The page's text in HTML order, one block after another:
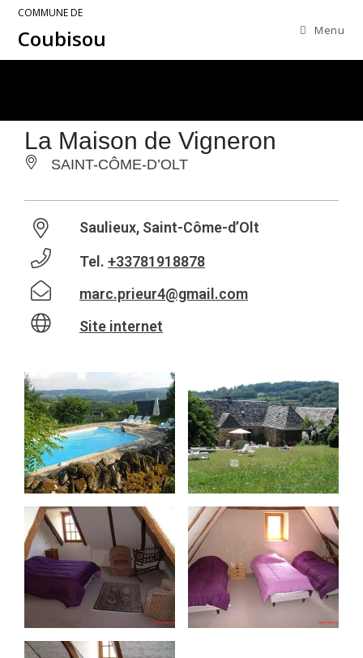
COMMUNE DE
Coubisou Menu
La Maison de Vigneron
SAINT-CÔME-D’OLT
Saulieux, Saint-Côme-d’Olt
Tel. +33781918878
marc.prieur4@gmail.com
Site internet